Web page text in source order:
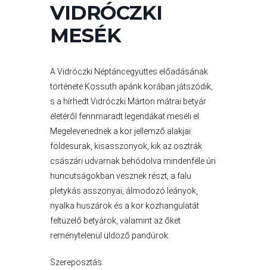
INFORMÁCIÓK
HASZNOS
VÁROS
PÉNZÜGYEI
VIDRÓCZKI
MESÉK
A Vidróczki Néptáncegyüttes előadásának
története Kossuth apánk korában játszódik,
s a hírhedt Vidróczki Márton mátrai betyár
életéről fennmaradt legendákat meséli el.
Megelevenednek a kor jellemző alakjai:
földesurak, kisasszonyok, kik az osztrák
császári udvarnak behódolva mindenféle úri
huncutságokban vesznek részt, a falu
pletykás asszonyai, álmodozó leányok,
nyalka huszárok és a kor közhangulatát
feltüzelő betyárok, valamint az őket
reménytelenül üldöző pandúrok.
Szereposztás: